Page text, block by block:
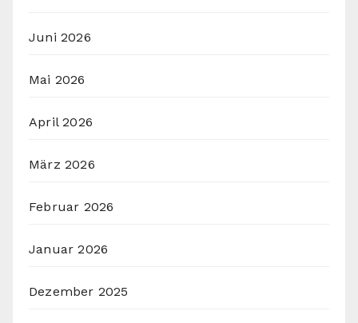
Juni 2026
Mai 2026
April 2026
März 2026
Februar 2026
Januar 2026
Dezember 2025